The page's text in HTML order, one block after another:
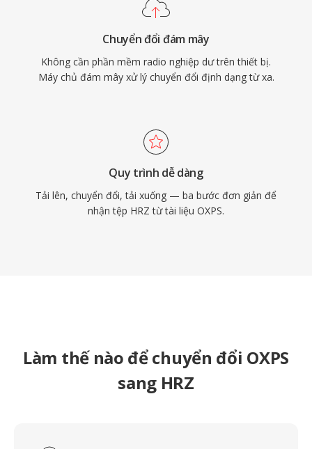
Chuyển đổi đám mây
Không cần phần mềm radio nghiệp dư trên thiết bị.
Máy chủ đám mây xử lý chuyển đổi định dạng từ xa.
Quy trình dễ dàng
Tải lên, chuyển đổi, tải xuống — ba bước đơn giản để
nhận tệp HRZ từ tài liệu OXPS.
Làm thế nào để chuyển đổi OXPS
sang HRZ